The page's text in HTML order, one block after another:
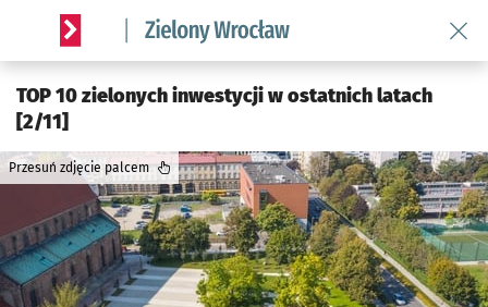
Serwis informacyjny wroclaw.pl podserwis: Środowisko we
TOP 10 zielonych inwestycji w ostatnich latach
[2/11]
Przesuń zdjęcie palcem